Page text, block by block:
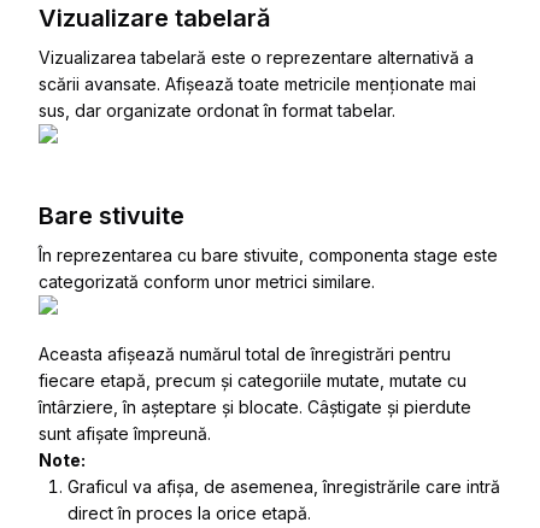
Vizualizare tabelară
Vizualizarea tabelară este o reprezentare alternativă a
scării avansate. Afișează toate metricile menționate mai
sus, dar organizate ordonat în format tabelar.
Bare stivuite
În reprezentarea cu bare stivuite, componenta stage este
categorizată conform unor metrici similare.
Aceasta afișează numărul total de înregistrări pentru
fiecare etapă, precum și categoriile mutate mutate cu
întârziere ,în așteptare și blocate. Câștigate și pierdute
sunt afișate împreună.
Note:
Graficul va afișa, de asemenea, înregistrările care intră
direct în proces la orice etapă.